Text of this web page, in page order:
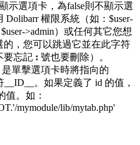
示選項卡，為false則不顯示選
權限系統（如：$user-
>admin）或任何其它您想
，您可以跳過它並在此字符
要忘記 : 號也要刪除）。
是單擊選項卡時將指向的
。如果定義了 id 的值，
值。如：
mymodule/lib/mytab.php'